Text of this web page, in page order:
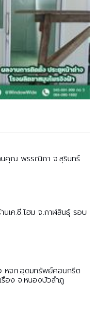
นคุณ พรรณิภา จ.สุรินทร์
นเค.ซี.โฮม จ.กาฬสินธุ์ รอบ
หจก.อุดมทรัพย์คอนกรีต
อง จ.หนองบัวลำภู